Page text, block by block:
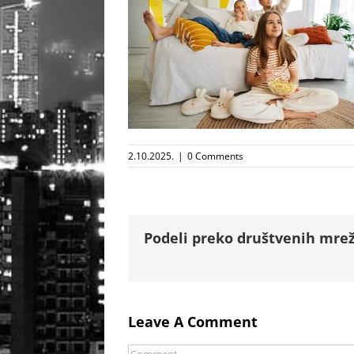
2.10.2025. | 0 Comments
Podeli preko društvenih
Leave A Comment